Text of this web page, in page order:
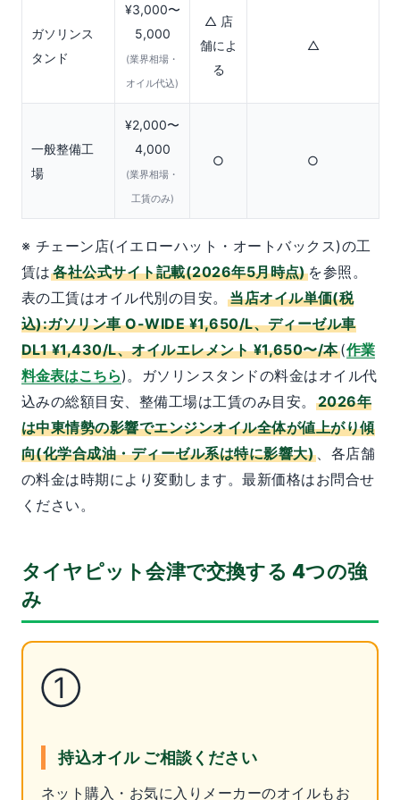
ガソリンス
タンド
¥3,000〜
5,000
(業界相場・
オイル代込)
△ 店
舗によ
る
△
一般整備工
場
¥2,000〜
4,000
(業界相場・
工賃のみ)
○ ○
※ チェーン店(イエローハット・オートバックス)の工
賃は 各社公式サイト記載(2026年5月時点) を参照。
表の工賃はオイル代別の目安。
当店オイル単価(税
込):ガソリン車 O-WIDE ¥1,650/L、ディーゼル車
DL1 ¥1,430/L、オイルエレメント ¥1,650〜/本(作業
料金表はこちら)。ガソリンスタンドの料金はオイル代
込みの総額目安、整備工場は工賃のみ目安。
2026年
は中東情勢の影響でエンジンオイル全体が値上がり傾
向(化学合成油・ディーゼル系は特に影響大)
、各店舗
の料金は時期により変動します。最新価格はお問合せ
ください。
タイヤピット会津で交換する 4つの強
み
①
持込オイル ご相談ください
ネット購入・お気に入りメーカーのオイルもお